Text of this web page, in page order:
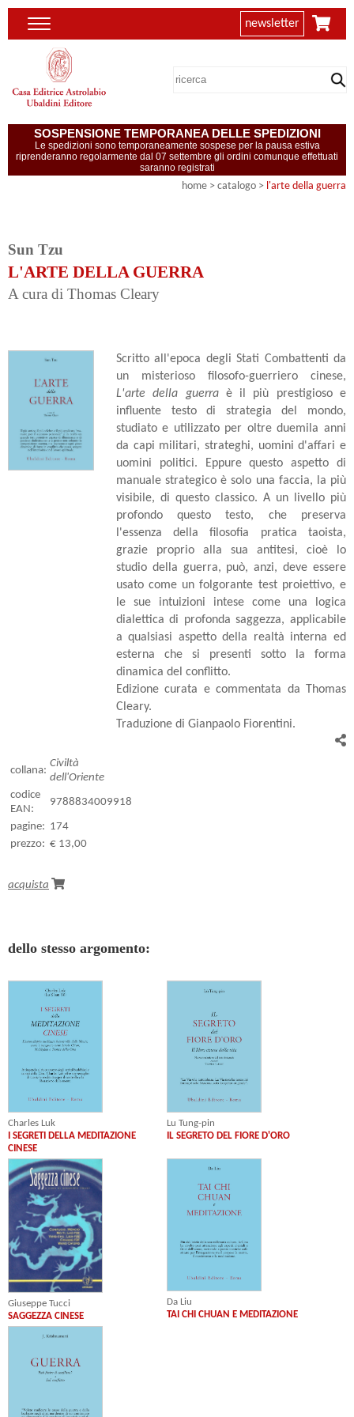
newsletter
SOSPENSIONE TEMPORANEA DELLE SPEDIZIONI
Le spedizioni sono temporaneamente sospese per la pausa estiva
riprenderanno regolarmente dal 07 settembre gli ordini comunque effettuati
saranno registrati
home > catalogo > l'arte della guerra
Sun Tzu
L'ARTE DELLA GUERRA
A cura di Thomas Cleary
Scritto all'epoca degli Stati Combattenti da
un misterioso filosofo-guerriero cinese,
L'arte della guerraè il più prestigioso e
influente testo di strategia del mondo,
studiato e utilizzato per oltre duemila anni
da capi militari, strateghi, uomini d'affari e
uomini politici. Eppure questo aspetto di
manuale strategico è solo una faccia, la più
visibile, di questo classico. A un livello più
profondo questo testo, che preserva
l'essenza della filosofia pratica taoista,
grazie proprio alla sua antitesi, cioè lo
studio della guerra, può, anzi, deve essere
usato come un folgorante test proiettivo, e
le sue intuizioni intese come una logica
dialettica di profonda saggezza, applicabile
a qualsiasi aspetto della realtà interna ed
esterna che si presenti sotto la forma
dinamica del conflitto.
Edizione curata e commentata da Thomas
Cleary.
Traduzione di Gianpaolo Fiorentini.
collana:
Civiltà
dell'Oriente
codice
EAN:
9788834009918
pagine: 174
prezzo: € 13,00
acquista
dello stesso argomento:
Charles Luk
I SEGRETI DELLA MEDITAZIONE
CINESE
Lu Tung-pin
IL SEGRETO DEL FIORE D'ORO
Giuseppe Tucci
SAGGEZZA CINESE
Da Liu
TAI CHI CHUAN E MEDITAZIONE